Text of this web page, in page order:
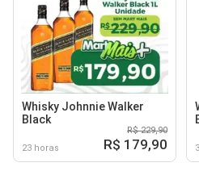
Whisky Johnnie Walker
Black
23 horas
R$ 229,90
R$ 179,90